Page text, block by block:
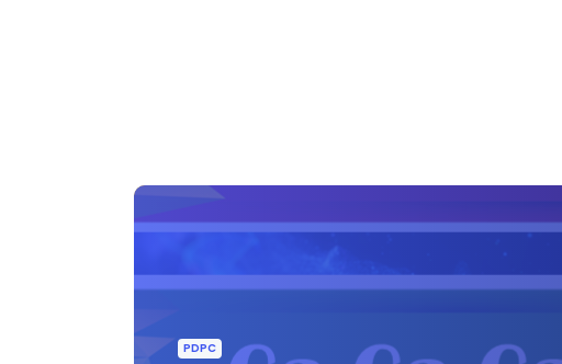
PDPC